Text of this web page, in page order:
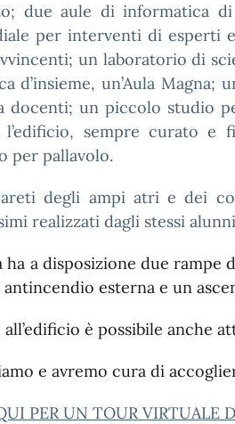
due aule di informatica
per interventi di esperti
un laboratorio di
d’insieme, un’Aula Magna;
docenti; un piccolo studio
l’edificio, sempre curato
per pallavolo.
degli ampi atri e dei
realizzati dagli stessi
ha a disposizione due
antincendio esterna e un
all’edificio è possibile anche
e avremo cura di
PER UN TOUR VIRTUALE